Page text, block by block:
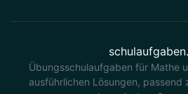
Übungsschulaufgaben für Mathe
ausführlichen Lösungen, passend